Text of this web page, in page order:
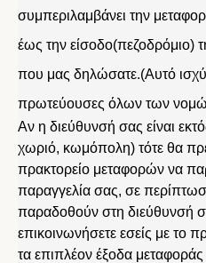
συμπεριλαμβάνει την
έως την είσοδο(πεζοδρόμιο)
που μας δηλώσατε.(Αυτό
πρωτεύουσες όλων των
Αν η διεύθυνσή σας είναι
χωριό, κωμόπολη) τότε θα
πρακτορείο μεταφορών να
παραγγελία σας, σε
παραδοθούν στη διεύθυνσή
επικοινωνήσετε εσείς με το
τα επιπλέον έξοδα